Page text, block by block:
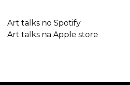
Art talks no Spotify
Art talks na Apple store